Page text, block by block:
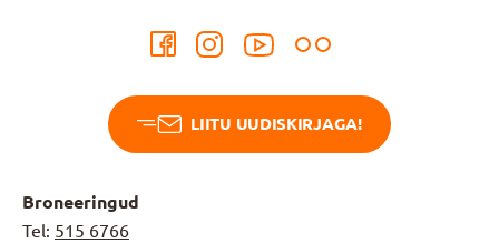
LIITU UUDISKIRJAGA!
Broneeringud
Tel: 515 6766